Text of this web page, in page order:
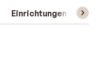
Einrichtungen